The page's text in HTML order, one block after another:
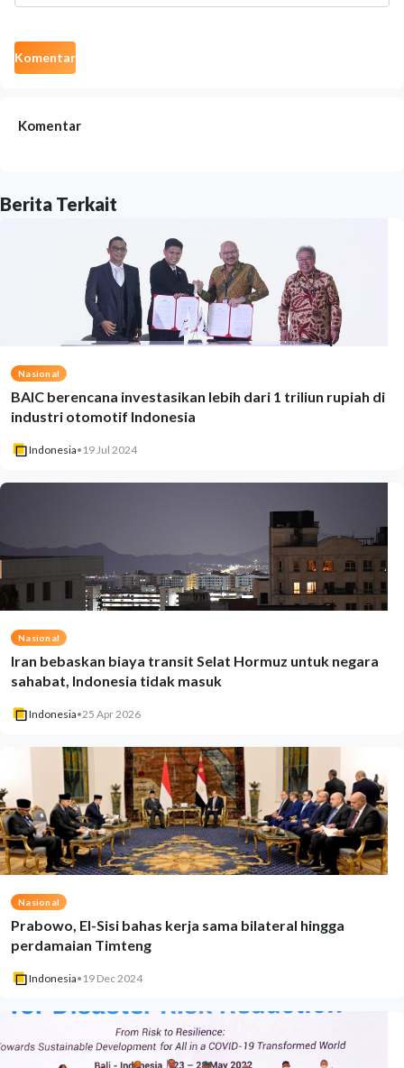
Komentar
Komentar
Berita Terkait
Nasional
BAIC berencana investasikan lebih dari 1 triliun rupiah di
industri otomotif Indonesia
Indonesia• 19 Jul 2024
Nasional
Iran bebaskan biaya transit Selat Hormuz untuk negara
sahabat, Indonesia tidak masuk
Indonesia•25 Apr 2026
Nasional
Prabowo, El-Sisi bahas kerja sama bilateral hingga
perdamaian Timteng
Indonesia• 19 Dec 2024